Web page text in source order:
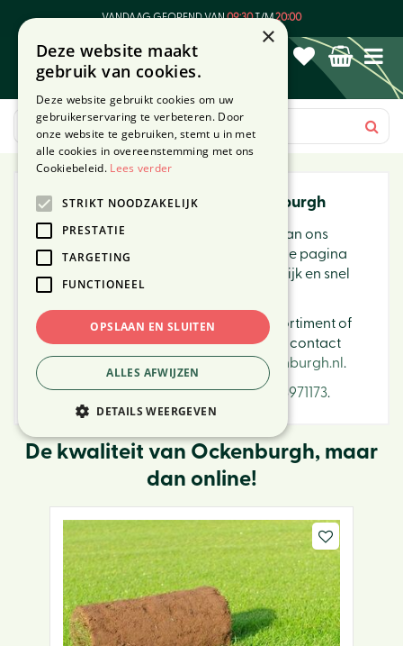
VANDAAG GEOPEND VAN09:30T/M20:00
Webshop van Tuincentrum Ockenburgh
Dezelfde kwaliteit en service zoals je van ons
gewend bent, maar dan online! Op deze pagina
vind je al onze producten die je makkelijk en snel
vanuit huis bestelt.
Heb je een vraag over ons (online) assortiment of
een tip voor onze webshop? Neem dan contact
met ons op via
info@tuincentrumockenburgh.nl .
Bestellen kan ook telefonisch via070-3971173.
De kwaliteit van Ockenburgh, maar
dan online!
×
Deze website maakt
gebruik van cookies.
Deze website gebruikt cookies om uw
gebruikerservaring te verbeteren. Door
onze website te gebruiken, stemt u in met
alle cookies in overeenstemming met ons
Cookiebeleid. Lees verder
STRIKT NOODZAKELIJK
PRESTATIE
TARGETING
FUNCTIONEEL
OPSLAAN EN SLUITEN
ALLES AFWIJZEN
DETAILS WEERGEVEN